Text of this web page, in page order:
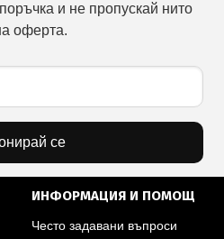
и не пропускай нито
оферта.
се
ИНФОРМАЦИЯ И ПОМОЩ
Често задавани въпроси